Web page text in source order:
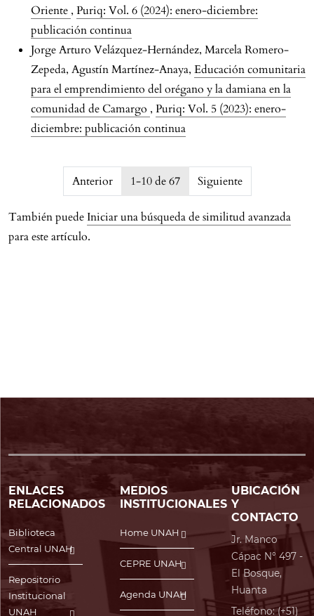
Oriente , Puriq: Vol. 6 (2024): enero-diciembre:
publicación continua
Jorge Arturo Velázquez-Hernández, Marcela Romero-
Zepeda, Agustín Martínez-Anaya, Educación comunitaria
para el emprendimiento del orégano y la damiana en la
comunidad de Camargo , Puriq: Vol. 5 (2023): enero-
diciembre: publicación continua
issue.pagination6a741b2a4e1d7
Anterior 1-10 de 67 Siguiente
También puede Iniciar una búsqueda de similitud avanzada
para este artículo.
ENLACES
RELACIONADOS
Biblioteca
Central UNAH
Repositorio
Institucional
UNAH
MEDIOS
INSTITUCIONALES
Home UNAH
CEPRE UNAH
Agenda UNAH
UBICACIÓN
Y
CONTACTO
Jr. Manco
Cápac N° 497 -
El Bosque,
Huanta
Teléfono: (+51)